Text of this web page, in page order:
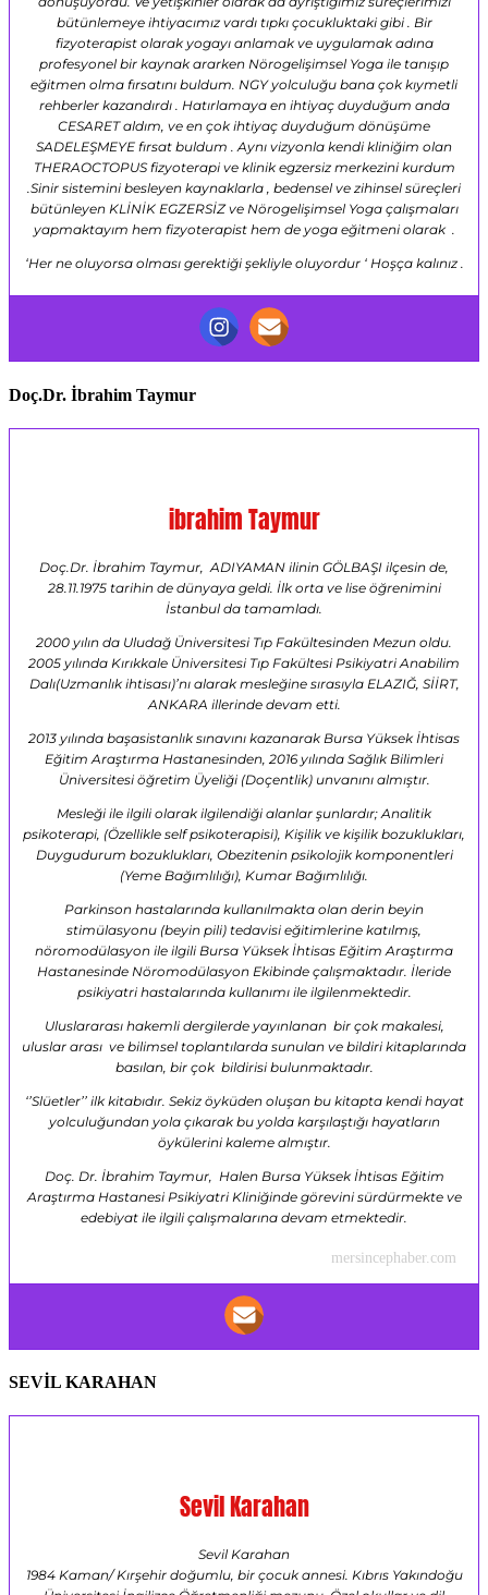
bütünlemeye ihtiyacımız vardı tıpkı çocukluktaki gibi . Bir
fizyoterapist olarak yogayı anlamak ve uygulamak adına
profesyonel bir kaynak ararken Nörogelişimsel Yoga ile tanışıp
eğitmen olma fırsatını buldum. NGY yolculuğu bana çok kıymetli
rehberler kazandırdı . Hatırlamaya en ihtiyaç duyduğum anda
CESARET aldım, ve en çok ihtiyaç duyduğum dönüşüme
SADELEŞMEYE fırsat buldum . Aynı vizyonla kendi kliniğim olan
THERAOCTOPUS fizyoterapi ve klinik egzersiz merkezini kurdum
.Sinir sistemini besleyen kaynaklarla , bedensel ve zihinsel süreçleri
bütünleyen KLİNİK EGZERSİZ ve Nörogelişimsel Yoga çalışmaları
yapmaktayım hem fizyoterapist hem de yoga eğitmeni olarak .
‘Her ne oluyorsa olması gerektiği şekliyle oluyordur ‘ Hoşça kalınız .
Doç.Dr. İbrahim Taymur
ibrahim Taymur
Doç.Dr. İbrahim Taymur, ADIYAMAN ilinin GÖLBAŞI ilçesin de,
28.11.1975 tarihin de dünyaya geldi. İlk orta ve lise öğrenimini
İstanbul da tamamladı.
2000 yılın da Uludağ Üniversitesi Tıp Fakültesinden Mezun oldu.
2005 yılında Kırıkkale Üniversitesi Tıp Fakültesi Psikiyatri Anabilim
Dalı(Uzmanlık ihtisası)’nı alarak mesleğine sırasıyla ELAZIĞ, SİİRT,
ANKARA illerinde devam etti.
2013 yılında başasistanlık sınavını kazanarak Bursa Yüksek İhtisas
Eğitim Araştırma Hastanesinden, 2016 yılında Sağlık Bilimleri
Üniversitesi öğretim Üyeliği (Doçentlik) unvanını almıştır.
Mesleği ile ilgili olarak ilgilendiği alanlar şunlardır; Analitik
psikoterapi, (Özellikle self psikoterapisi), Kişilik ve kişilik bozuklukları,
Duygudurum bozuklukları, Obezitenin psikolojik komponentleri
(Yeme Bağımlılığı), Kumar Bağımlılığı.
Parkinson hastalarında kullanılmakta olan derin beyin
stimülasyonu (beyin pili) tedavisi eğitimlerine katılmış,
nöromodülasyon ile ilgili Bursa Yüksek İhtisas Eğitim Araştırma
Hastanesinde Nöromodülasyon Ekibinde çalışmaktadır. İleride
psikiyatri hastalarında kullanımı ile ilgilenmektedir.
Uluslararası hakemli dergilerde yayınlanan bir çok makalesi,
uluslar arası ve bilimsel toplantılarda sunulan ve bildiri kitaplarında
basılan, bir çok bildirisi bulunmaktadır.
‘’Slüetler’’ ilk kitabıdır. Sekiz öyküden oluşan bu kitapta kendi hayat
yolculuğundan yola çıkarak bu yolda karşılaştığı hayatların
öykülerini kaleme almıştır.
Doç. Dr. İbrahim Taymur, Halen Bursa Yüksek İhtisas Eğitim
Araştırma Hastanesi Psikiyatri Kliniğinde görevini sürdürmekte ve
edebiyat ile ilgili çalışmalarına devam etmektedir.
mersincephaber.com
SEVİL KARAHAN
Sevil Karahan
Sevil Karahan
1984 Kaman/ Kırşehir doğumlu, bir çocuk annesi. Kıbrıs Yakındoğu